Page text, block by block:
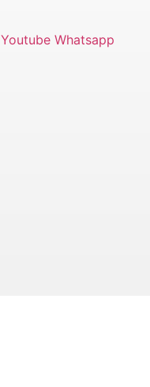
Youtube Whatsapp